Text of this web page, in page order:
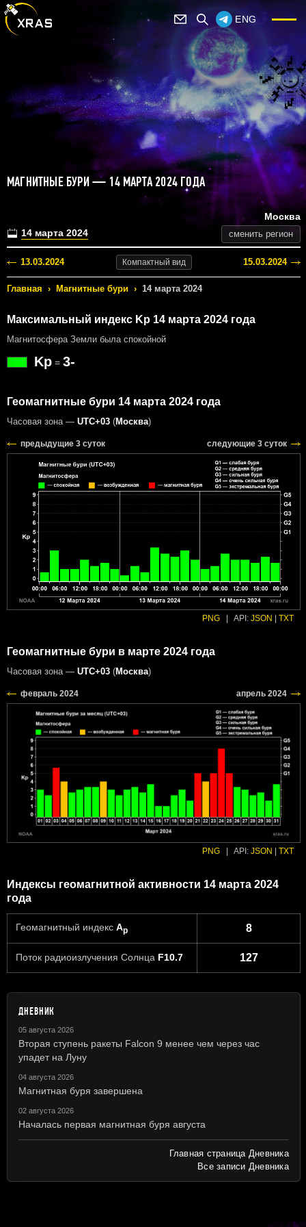
ENG
МАГНИТНЫЕ БУРИ — 14 МАРТА 2024 ГОДА
14 марта 2024
Москва
сменить регион
13.03.2024 Компактный вид 15.03.2024
Главная › Магнитные бури › 14 марта 2024
Максимальный индекс Kp 14 марта 2024 года
Магнитосфера Земли была спокойной
Kp = 3-
Геомагнитные бури 14 марта 2024 года
Часовая зона — UTC+03 (Москва)
предыдущие 3 суток следующие 3 суток
PNG API: JSON TXT
Геомагнитные бури в марте 2024 года
Часовая зона — UTC+03 (Москва)
PNG API: JSON TXT
Индексы геомагнитной активности 14 марта 2024
года
Геомагнитный индекс Ap 8
Поток радиоизлучения Солнца F10.7 127
ДНЕВНИК
05 августа 2026
Вторая ступень ракеты Falcon 9 менее чем через час
упадет на Луну
04 августа 2026
Магнитная буря завершена
02 августа 2026
Началась первая магнитная буря августа
Главная страница Дневника
Все записи Дневника